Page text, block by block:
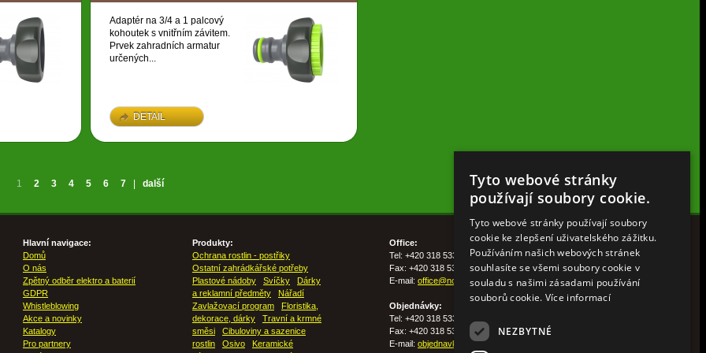
Adaptér na 3/4 a 1 palcový
kohoutek s vnitřním závitem.
Prvek zahradních armatur
určených...
DETAIL
1 2 3 4 5 6 7 další
Hlavní navigace:
Domů
O nás
Zpětný odběr elektro a baterií
GDPR
Whistleblowing
Akce a novinky
Katalogy
Pro partnery
Produkty:
Ochrana rostlin - postřiky
Ostatní zahrádkářské potřeby
Plastové nádoby
Svíčky
Dárky
a reklamní předměty
Nářadí
Zavlažovací program
Floristika,
dekorace, dárky
Travní a krmné
směsi
Cibuloviny a sazenice
rostlin
Osivo
Keramické
Office:
Tel: +420 318 533 511
Fax: +420 318 533 513
E-mail: office@nohelgarden.cz
Objednávky:
Tel: +420 318 533 533
Fax: +420 318 533 538
E-mail: objednavky@nohelgarden.cz
Tyto webové stránky
používají soubory cookie.
Tyto webové stránky používají soubory
cookie ke zlepšení uživatelského zážitku.
Používáním našich webových stránek
souhlasíte se všemi soubory cookie v
souladu s našimi zásadami používání
souborů cookie. Více informací
NEZBYTNÉ